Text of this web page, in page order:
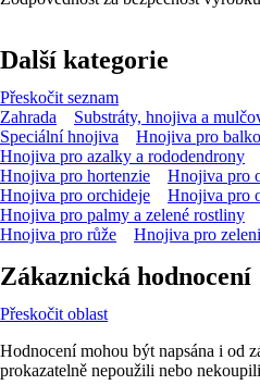
Další kategorie
Přeskočit seznam
Zahrada
Substráty, hnojiva a
Speciální hnojiva
Hnojiva pro
Hnojiva pro azalky a rododendrony
Hnojiva pro hortenzie
Hnojiva pro
Hnojiva pro orchideje
Hnojiva pro
Hnojiva pro palmy a zelené rostliny
Hnojiva pro růže
Hnojiva pro
Zákaznická hodnocení
Přeskočit oblast
Hodnocení mohou být napsána i od
prokazatelně nepoužili nebo